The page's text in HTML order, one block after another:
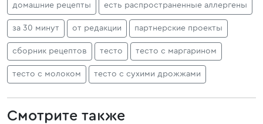
домашние рецепты есть распространенные аллергены
за 30 минут от редакции партнерские проекты
сборник рецептов тесто тесто с маргарином
тесто с молоком тесто с сухими дрожжами
Смотрите также